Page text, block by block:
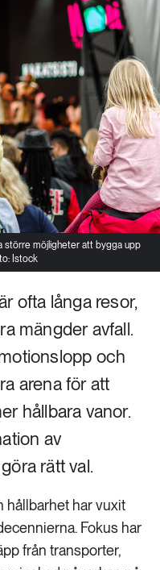
större möjligheter att bygga upp
Istock
ofta långa resor,
mängder avfall.
och
arena för att
hållbara vanor.
av
rätt val.
hållbarhet har vuxit
Fokus har
från transporter,